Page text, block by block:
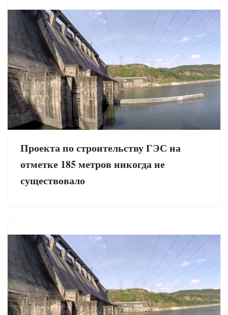
Проекта по строительству ГЭС на
отметке 185 метров никогда не
существовало